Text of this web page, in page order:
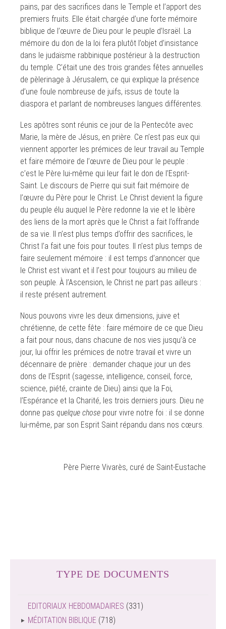
pains, par des sacrifices dans le Temple et l’apport des
premiers fruits. Elle était chargée d’une forte mémoire
biblique de l’œuvre de Dieu pour le peuple d’Israël. La
mémoire du don de la loi fera plutôt l’objet d’insistance
dans le judaïsme rabbinique postérieur à la destruction
du temple. C’était une des trois grandes fêtes annuelles
de pèlerinage à Jérusalem, ce qui explique la présence
d’une foule nombreuse de juifs, issus de toute la
diaspora et parlant de nombreuses langues différentes.
Les apôtres sont réunis ce jour de la Pentecôte avec
Marie, la mère de Jésus, en prière. Ce n’est pas eux qui
viennent apporter les prémices de leur travail au Temple
et faire mémoire de l’œuvre de Dieu pour le peuple :
c’est le Père lui-même qui leur fait le don de l’Esprit-
Saint. Le discours de Pierre qui suit fait mémoire de
l’œuvre du Père pour le Christ. Le Christ devient la figure
du peuple élu auquel le Père redonne la vie et le libère
des liens de la mort après que le Christ a fait l’offrande
de sa vie. Il n’est plus temps d’offrir des sacrifices, le
Christ l’a fait une fois pour toutes. Il n’est plus temps de
faire seulement mémoire : il est temps d’annoncer que
le Christ est vivant et il l’est pour toujours au milieu de
son peuple. À l’Ascension, le Christ ne part pas ailleurs :
il reste présent autrement.
Nous pouvons vivre les deux dimensions, juive et
chrétienne, de cette fête : faire mémoire de ce que Dieu
a fait pour nous, dans chacune de nos vies jusqu’à ce
jour, lui offrir les prémices de notre travail et vivre un
décennaire de prière : demander chaque jour un des
dons de l’Esprit (sagesse, intelligence, conseil, force,
science, piété, crainte de Dieu) ainsi que la Foi,
l’Espérance et la Charité, les trois derniers jours. Dieu ne
donne pas quelque chose pour vivre notre foi : il se donne
lui-même, par son Esprit Saint répandu dans nos cœurs.
Père Pierre Vivarès, curé de Saint-Eustache
TYPE DE DOCUMENTS
EDITORIAUX HEBDOMADAIRES (331)
MÉDITATION BIBLIQUE (718)